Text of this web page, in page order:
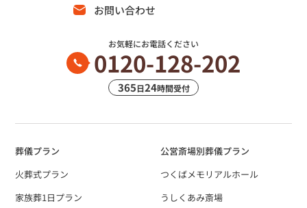
お問い合わせ
お気軽にお電話ください
0120-128-202
365日24時間受付
葬儀プラン
火葬式プラン
家族葬1日プラン
公営斎場別葬儀プラン
つくばメモリアルホール
うしくあみ斎場